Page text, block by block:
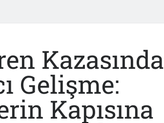
Kazasında
Gelişme:
Kapısına